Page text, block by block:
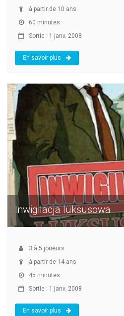
à partir de 10 ans
60 minutes
Sortie : 1 janv. 2008
En savoir plus
Inwigilacja luksusowa
3 à 5 joueurs
à partir de 14 ans
45 minutes
Sortie : 1 janv. 2008
En savoir plus